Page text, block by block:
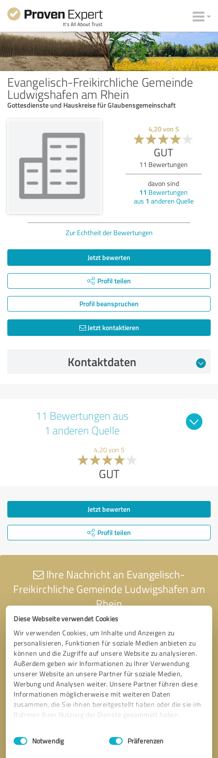
Diese Webseite verwendet Cookies
Wir verwenden Cookies, um Inhalte und Anzeigen zu
personalisieren, Funktionen für soziale Medien anbieten zu
können und die Zugriffe auf unsere Website zu analysieren.
Außerdem geben wir Informationen zu Ihrer Verwendung
unserer Website an unsere Partner für soziale Medien,
Werbung und Analysen weiter. Unsere Partner führen diese
Informationen möglicherweise mit weiteren Daten
zusammen, die Sie ihnen bereitgestellt haben oder die sie im
Rahmen Ihrer Nutzung der Dienste gesammelt haben.
Impressum Datenschutzbestimmungen
Einwilligungsauswahl
Notwendig Präferenzen
Evangelisch-Freikirchliche Gemeinde
Ludwigshafen am Rhein
Gottesdienste und Hauskreise für Glaubensgemeinschaft
4,20von 5
GUT
11 Bewertungen
davon sind
11 Bewertungen
aus 1 anderen Quelle
Zur Echtheit der Bewertungen
Jetzt bewerten
Profil teilen
Profil beanspruchen
Jetzt kontaktieren
Kontaktdaten
11 Bewertungen aus
1 anderen Quelle
4,20 von 5
GUT
Jetzt bewerten
Profil teilen
Ihre Nachricht an Evangelisch-
Freikirchliche Gemeinde Ludwigshafen am
Rhein